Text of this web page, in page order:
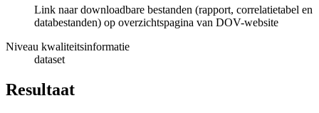
Link naar downloadbare bestanden (rapport, correlatietabel en
databestanden) op overzichtspagina van DOV-website
Niveau kwaliteitsinformatie
dataset
Resultaat